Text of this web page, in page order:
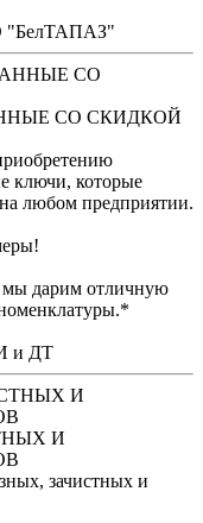
"БелТАПАЗ"
СО СКИДКОЙ
ключи, которые
любом предприятии.
мы дарим отличную
и ДТ
И
зачистных и